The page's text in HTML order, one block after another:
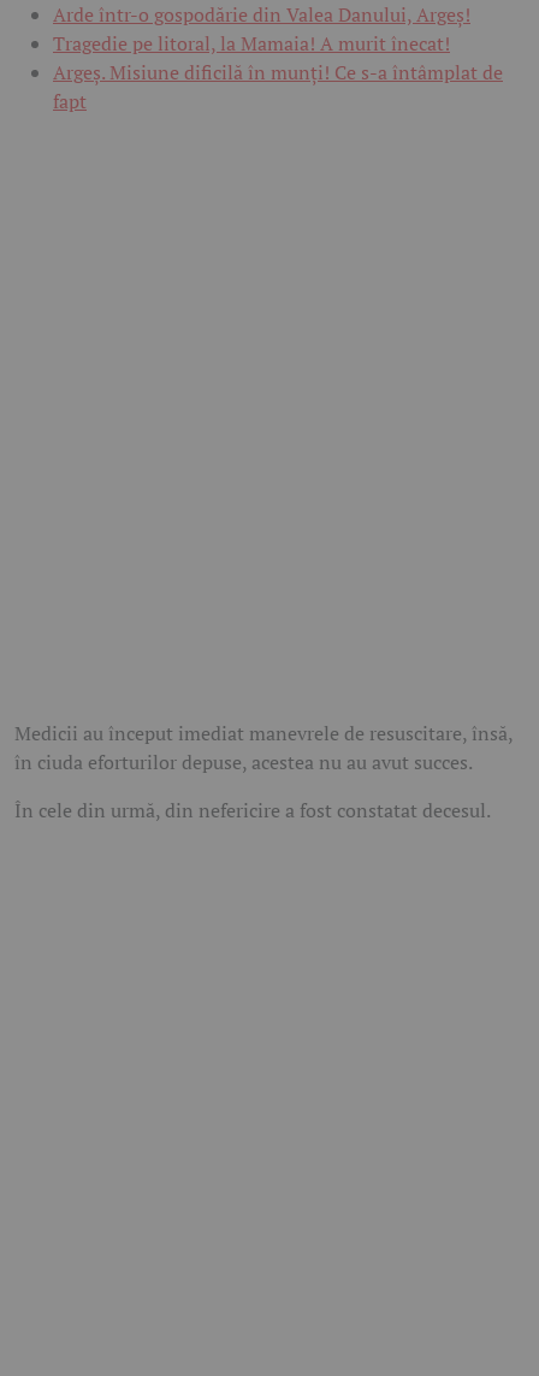
Arde într-o gospodărie din Valea Danului, Argeș!
Tragedie pe litoral, la Mamaia! A murit înecat!
Argeș. Misiune dificilă în munți! Ce s-a întâmplat de
fapt
Medicii au început imediat manevrele de resuscitare, însă,
în ciuda eforturilor depuse, acestea nu au avut succes.
În cele din urmă, din nefericire a fost constatat decesul.